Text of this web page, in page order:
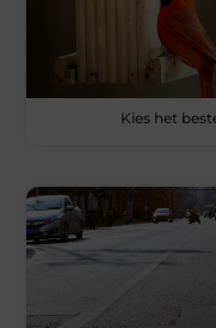
Kies het